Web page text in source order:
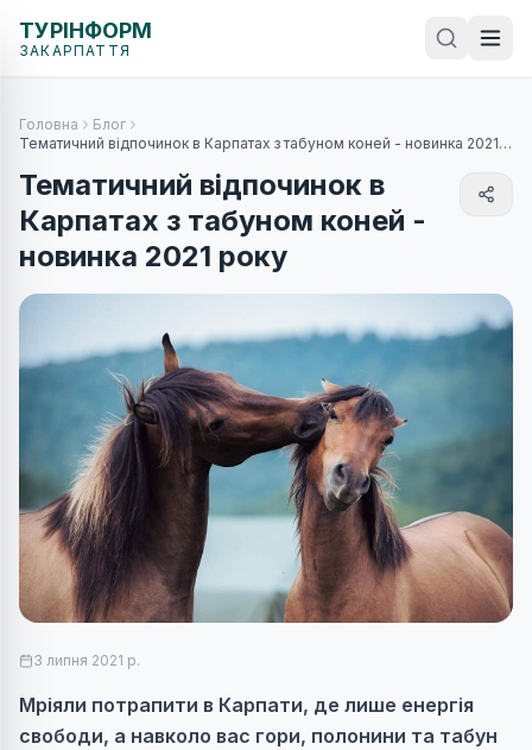
ТУРІНФОРМ
ЗАКАРПАТТЯ
Головна
Блог
Тематичний відпочинок в Карпатах з табуном коней - новинка 2021
Тематичний відпочинок в
Карпатах з табуном коней -
новинка 2021 року
3 липня 2021 р.
Мріяли потрапити в Карпати, де лише енергія
свободи, а навколо вас гори, полонини та табун